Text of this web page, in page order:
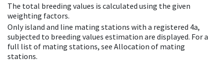
The total breeding values is calculated using the given
weighting factors.
Only island and line mating stations with a registered 4a,
subjected to breeding values estimation are displayed. For a
full list of mating stations, see Allocation of mating
stations.